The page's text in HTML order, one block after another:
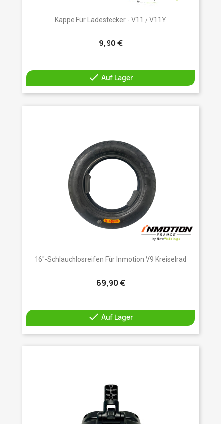
Kappe Für Ladestecker - V11 / V11Y
9,90 €
 Auf Lager
16"-Schlauchlosreifen Für Inmotion V9 Kreiselrad
69,90 €
 Auf Lager